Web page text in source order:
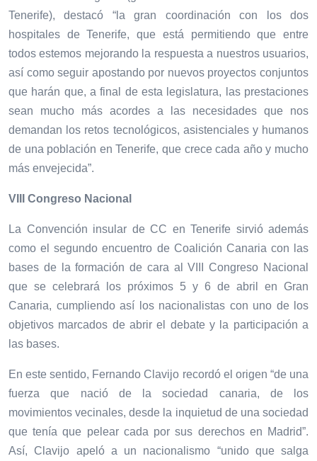
Tenerife), destacó “la gran coordinación con los dos
hospitales de Tenerife, que está permitiendo que entre
todos estemos mejorando la respuesta a nuestros usuarios,
así como seguir apostando por nuevos proyectos conjuntos
que harán que, a final de esta legislatura, las prestaciones
sean mucho más acordes a las necesidades que nos
demandan los retos tecnológicos, asistenciales y humanos
de una población en Tenerife, que crece cada año y mucho
más envejecida”.
VIII Congreso Nacional
La Convención insular de CC en Tenerife sirvió además
como el segundo encuentro de Coalición Canaria con las
bases de la formación de cara al VIII Congreso Nacional
que se celebrará los próximos 5 y 6 de abril en Gran
Canaria, cumpliendo así los nacionalistas con uno de los
objetivos marcados de abrir el debate y la participación a
las bases.
En este sentido, Fernando Clavijo recordó el origen “de una
fuerza que nació de la sociedad canaria, de los
movimientos vecinales, desde la inquietud de una sociedad
que tenía que pelear cada por sus derechos en Madrid”.
Así, Clavijo apeló a un nacionalismo “unido que salga